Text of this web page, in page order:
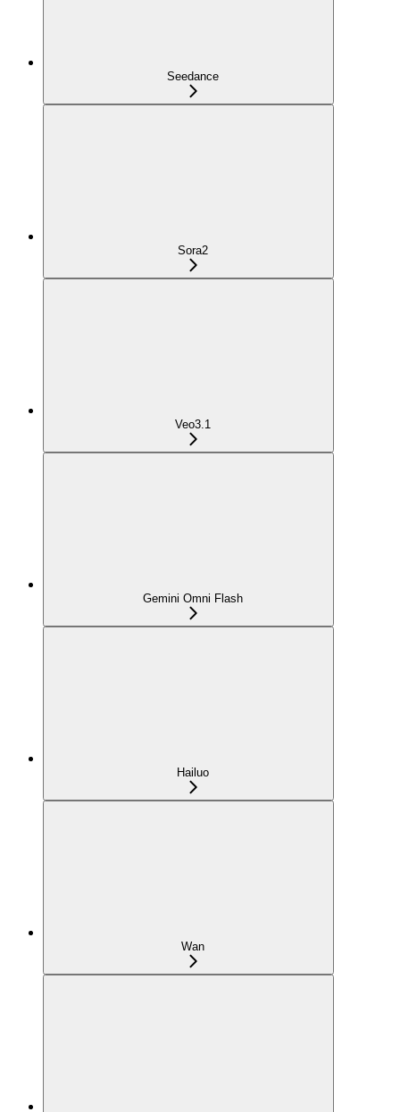
Seedance
Sora2
Veo3.1
Gemini Omni Flash
Hailuo
Wan